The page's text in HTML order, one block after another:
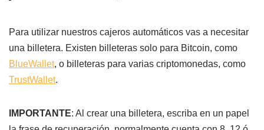
Para utilizar nuestros cajeros automáticos vas a necesitar
una billetera. Existen billeteras solo para Bitcoin, como
BlueWallet, o billeteras para varias criptomonedas, como
TrustWallet.
IMPORTANTE: Al crear una billetera, escriba en un papel